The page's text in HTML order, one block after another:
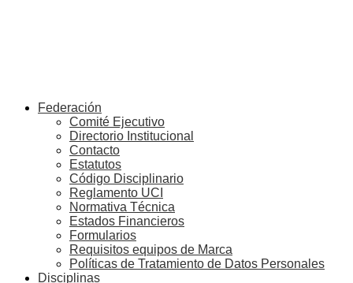
Federación
Comité Ejecutivo
Directorio Institucional
Contacto
Estatutos
Código Disciplinario
Reglamento UCI
Normativa Técnica
Estados Financieros
Formularios
Requisitos equipos de Marca
Políticas de Tratamiento de Datos Personales
Disciplinas